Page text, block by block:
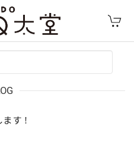
す！